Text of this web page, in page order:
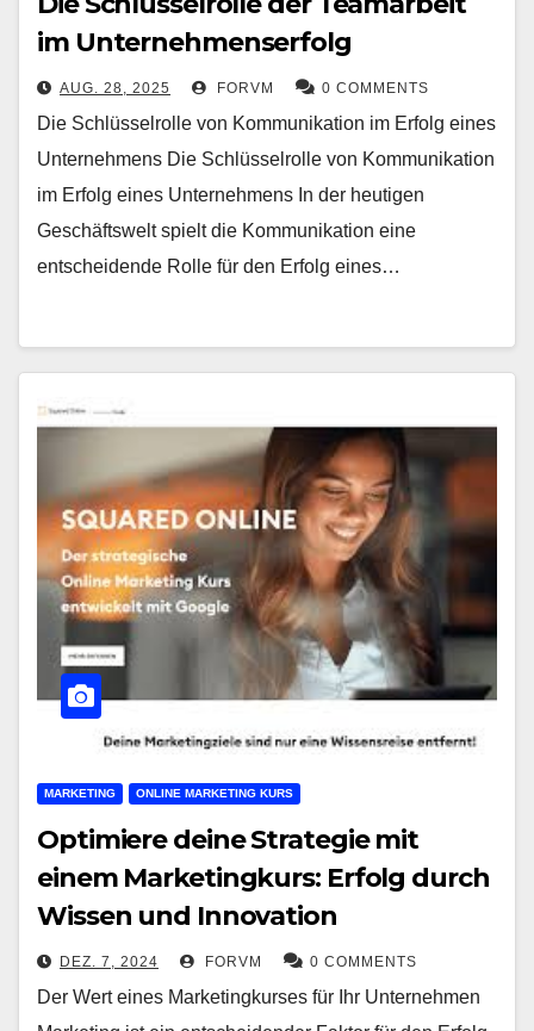
im Unternehmenserfolg
AUG. 28, 2025 FORVM 0 COMMENTS
Die Schlüsselrolle von Kommunikation im Erfolg eines
Unternehmens Die Schlüsselrolle von Kommunikation
im Erfolg eines Unternehmens In der heutigen
Geschäftswelt spielt die Kommunikation eine
entscheidende Rolle für den Erfolg eines…
MARKETING ONLINE MARKETING KURS
Optimiere deine Strategie mit
einem Marketingkurs: Erfolg durch
Wissen und Innovation
DEZ. 7, 2024 FORVM 0 COMMENTS
Der Wert eines Marketingkurses für Ihr Unternehmen